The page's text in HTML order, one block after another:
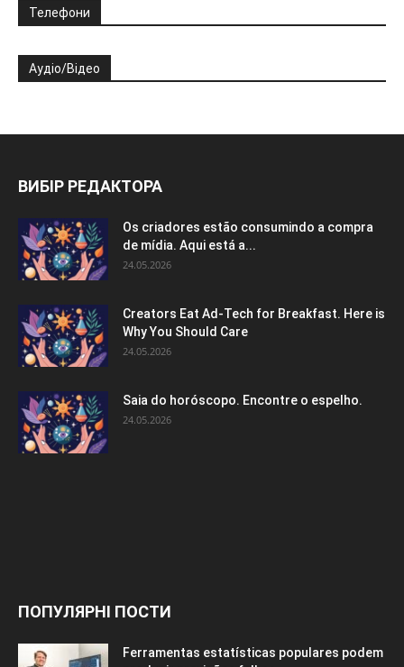
Телефони
Аудіо/Відео
ВИБІР РЕДАКТОРА
Os criadores estão consumindo a compra
de mídia. Aqui está a...
24.05.2026
Creators Eat Ad-Tech for Breakfast. Here is
Why You Should Care
24.05.2026
Saia do horóscopo. Encontre o espelho.
24.05.2026
ПОПУЛЯРНІ ПОСТИ
Ferramentas estatísticas populares podem